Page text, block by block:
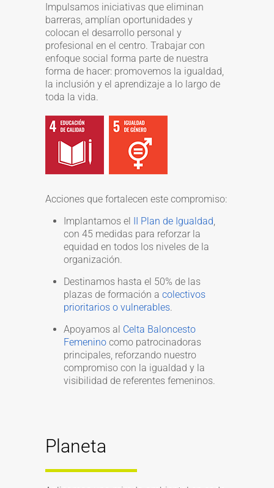
Impulsamos iniciativas que eliminan
barreras, amplían oportunidades y
colocan el desarrollo personal y
profesional en el centro. Trabajar con
enfoque social forma parte de nuestra
forma de hacer: promovemos la igualdad,
la inclusión y el aprendizaje a lo largo de
toda la vida.
Acciones que fortalecen este compromiso:
Implantamos el II Plan de Igualdad
con 45 medidas para reforzar la
equidad en todos los niveles de la
organización.
Destinamos hasta el 50% de las
plazas de formación a colectivos
prioritarios o vulnerables.
Apoyamos al Celta Baloncesto
Femenino como patrocinadoras
principales, reforzando nuestro
compromiso con la igualdad y la
visibilidad de referentes femeninos.
Planeta